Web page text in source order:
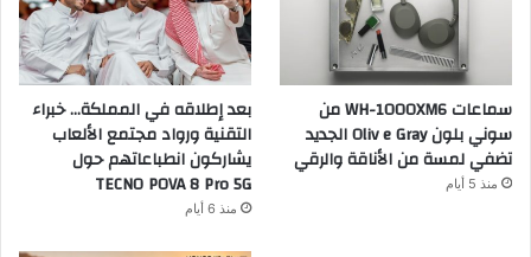
سماعات WH-1000XM6 من
سوني بلون Oliv e Gray الجديد
تضفي لمسة من الأناقة والرقي
منذ 5 أيام
بعد إطلاقه في المملكة… خبراء
التقنية ورواد مجتمع الألعاب
يشاركون انطباعاتهم حول
TECNO POVA 8 Pro 5G
منذ 6 أيام